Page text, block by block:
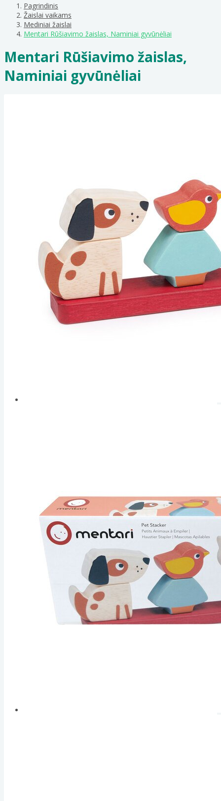
Pagrindinis
Žaislai vaikams
Mediniai žaislai
Mentari Rūšiavimo žaislas, Naminiai gyvūnėliai
Mentari Rūšiavimo žaislas,
Naminiai gyvūnėliai